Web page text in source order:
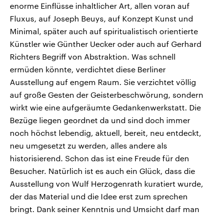
enorme Einflüsse inhaltlicher Art, allen voran auf
Fluxus, auf Joseph Beuys, auf Konzept Kunst und
Minimal, später auch auf spiritualistisch orientierte
Künstler wie Günther Uecker oder auch auf Gerhard
Richters Begriff von Abstraktion. Was schnell
ermüden könnte, verdichtet diese Berliner
Ausstellung auf engem Raum. Sie verzichtet völlig
auf große Gesten der Geisterbeschwörung, sondern
wirkt wie eine aufgeräumte Gedankenwerkstatt. Die
Bezüge liegen geordnet da und sind doch immer
noch höchst lebendig, aktuell, bereit, neu entdeckt,
neu umgesetzt zu werden, alles andere als
historisierend. Schon das ist eine Freude für den
Besucher. Natürlich ist es auch ein Glück, dass die
Ausstellung von Wulf Herzogenrath kuratiert wurde,
der das Material und die Idee erst zum sprechen
bringt. Dank seiner Kenntnis und Umsicht darf man